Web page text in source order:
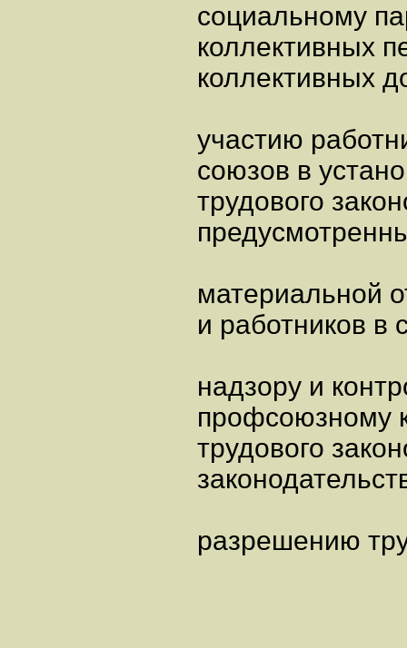
социальному
коллективных
коллективных
участию
союзов в
трудового
материальной
и работников в
надзору и
профсоюзному
трудового
разрешению